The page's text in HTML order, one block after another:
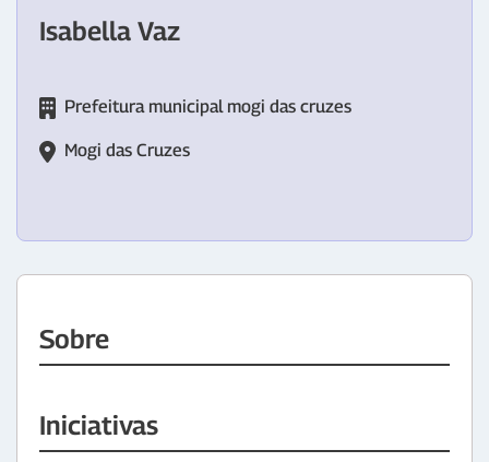
Isabella Vaz
Prefeitura municipal mogi das cruzes
Mogi das Cruzes
Sobre
Iniciativas